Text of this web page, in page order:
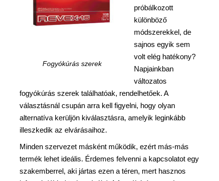
Fogyókúrás szerek
próbálkozott
különböző
módszerekkel, de
sajnos egyik sem
volt elég hatékony?
Napjainkban
változatos
fogyókúrás szerek találhatóak, rendelhetőek. A
választásnál csupán arra kell figyelni, hogy olyan
alternatíva kerüljön kiválasztásra, amelyik leginkább
illeszkedik az elvárásaihoz.
Minden szervezet másként működik, ezért más-más
termék lehet ideális. Érdemes felvenni a kapcsolatot egy
szakemberrel, aki jártas ezen a téren, mert hasznos